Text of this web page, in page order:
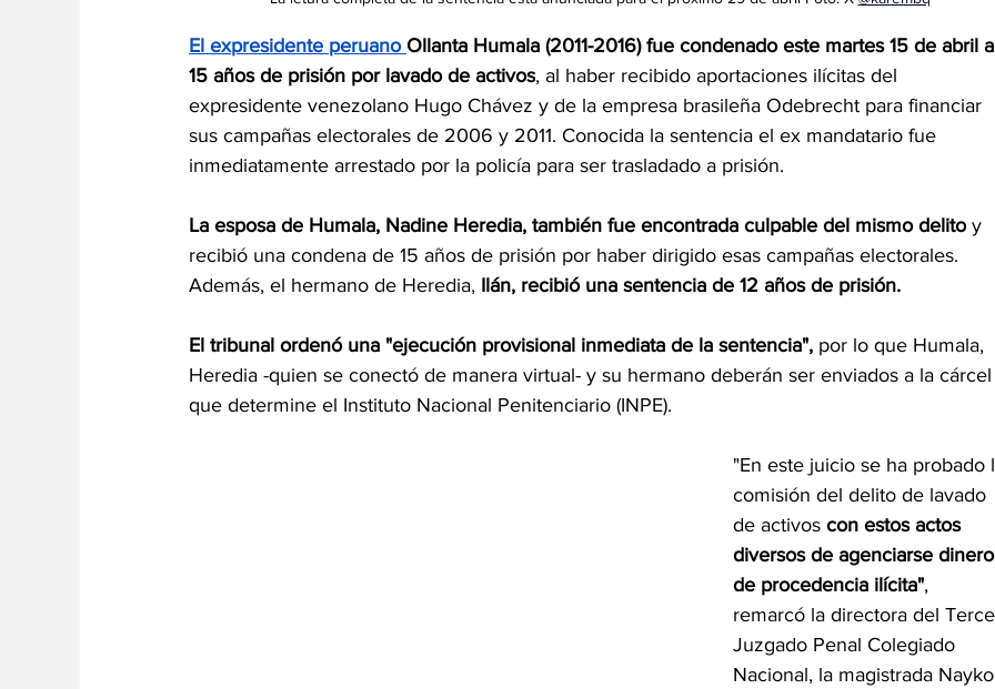
El expresidente peruano Ollanta Humala (2011-2016) fue condenado este martes 15 de abril
15 años de prisión por lavado de activos, al haber recibido aportaciones ilícitas del
expresidente venezolano Hugo Chávez y de la empresa brasileña Odebrecht para financiar
sus campañas electorales de 2006 y 2011. Conocida la sentencia el ex mandatario fue
inmediatamente arrestado por la policía para ser trasladado a prisión.
La esposa de Humala, Nadine Heredia, también fue encontrada culpable del mismo delito y
recibió una condena de 15 años de prisión por haber dirigido esas campañas electorales.
Además, el hermano de Heredia, Ilán, recibió una sentencia de 12 años de prisión.
El tribunal ordenó una "ejecución provisional inmediata de la sentencia", por lo que Humala,
Heredia -quien se conectó de manera virtual- y su hermano deberán ser enviados a la
que determine el Instituto Nacional Penitenciario (INPE).
"En este juicio se ha probado
comisión del delito de lavado
de activos con estos actos
diversos de agenciarse
de procedencia ilícita",
remarcó la directora del
Juzgado Penal Colegiado
Nacional, la magistrada